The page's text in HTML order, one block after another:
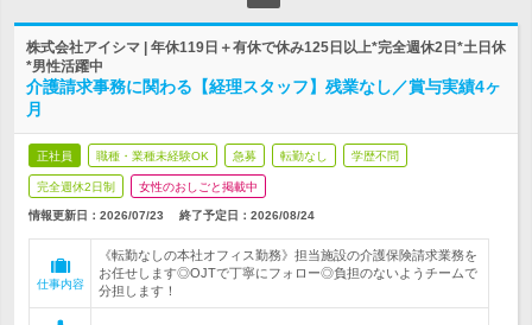
株式会社アイシマ | 年休119日＋有休で休み125日以上*完全週休2日*土日休
*男性活躍中
介護請求事務に関わる【経理スタッフ】残業なし／賞与実績4ヶ
月
正社員 職種・業種未経験OK 急募 転勤なし 学歴不問
完全週休2日制 女性のおしごと掲載中
情報更新日：2026/07/23 終了予定日： 2026/08/24
仕事内容
《転勤なしの本社オフィス勤務》担当施設の介護保険請求業務を
お任せします◎OJTで丁寧にフォロー◎負担のないようチームで
分担します！